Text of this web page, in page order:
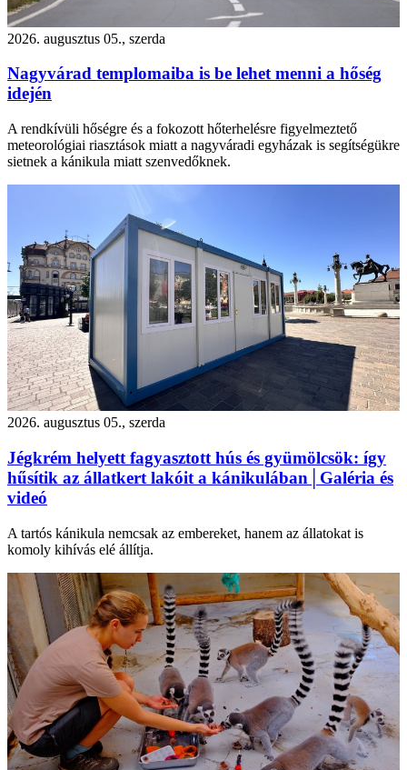
2026. augusztus 05., szerda
Nagyvárad templomaiba is be lehet menni a hőség
idején
A rendkívüli hőségre és a fokozott hőterhelésre figyelmeztető
meteorológiai riasztások miatt a nagyváradi egyházak is segítségükre
sietnek a kánikula miatt szenvedőknek.
2026. augusztus 05., szerda
Jégkrém helyett fagyasztott hús és gyümölcsök: így
hűsítik az állatkert lakóit a kánikulában│Galéria és
videó
A tartós kánikula nemcsak az embereket, hanem az állatokat is
komoly kihívás elé állítja.